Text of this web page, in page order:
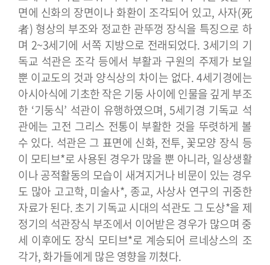
면에 신화의 장면이나 화환이 조각되어 있고, 사자(死
者) 형상의 부조와 정교한 관뚜껑 장식을 특징으로 하
며 2~3세기에 서쪽 지방으로 전래되었다. 3세기의 기
독교 석관은 조각 등에서 부활과 구원의 주제가 보일
뿐 이교도의 것과 양식상의 차이는 없다. 4세기경에는
아시아식에 기초한 작은 기둥 사이에 인물을 깊게 부조
한 ‘기둥식’ 석관이 유행하였으며, 5세기경 기독교 석
관에는 고전 그리스 전통이 부활한 것을 뚜렷하게 볼
수 있다. 석관은 그 표면에 신화, 전투, 꽃모양 장식 등
이 모티브*로 사용된 경우가 많을 뿐 아니라, 일상생활
이나 공적활동의 모습이 새겨지거나 비문이 있는 경우
도 많아 고고학, 미술사*, 종교, 사상사 연구의 귀중한
자료가 된다. 초기 기독교 시대의 석관도 그 도상*을 제
정기의 석관장식 부조에서 이어받은 경우가 많으며 중
세 이후에도 장식 모티브*로 계승되어 르네상스의 조
각가, 화가들에게 많은 영향을 끼쳤다.